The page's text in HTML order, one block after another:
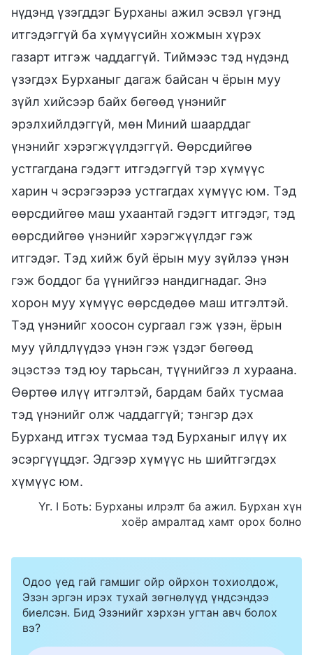
нүдэнд үзэгддэг Бурханы ажил эсвэл үгэнд
итгэдэггүй ба хүмүүсийн хожмын хүрэх
газарт итгэж чаддаггүй. Тиймээс тэд нүдэнд
үзэгдэх Бурханыг дагаж байсан ч ёрын муу
зүйл хийсээр байх бөгөөд үнэнийг
эрэлхийлдэггүй, мөн Миний шаарддаг
үнэнийг хэрэгжүүлдэггүй. Өөрсдийгөө
устгагдана гэдэгт итгэдэггүй тэр хүмүүс
харин ч эсрэгээрээ устгагдах хүмүүс юм. Тэд
өөрсдийгөө маш ухаантай гэдэгт итгэдэг, тэд
өөрсдийгөө үнэнийг хэрэгжүүлдэг гэж
итгэдэг. Тэд хийж буй ёрын муу зүйлээ үнэн
гэж боддог ба үүнийгээ нандигнадаг. Энэ
хорон муу хүмүүс өөрсдөдөө маш итгэлтэй.
Тэд үнэнийг хоосон сургаал гэж үзэн, ёрын
муу үйлдлүүдээ үнэн гэж үздэг бөгөөд
эцэстээ тэд юу тарьсан, түүнийгээ л хураана.
Өөртөө илүү итгэлтэй, бардам байх тусмаа
тэд үнэнийг олж чаддаггүй; тэнгэр дэх
Бурханд итгэх тусмаа тэд Бурханыг илүү их
эсэргүүцдэг. Эдгээр хүмүүс нь шийтгэгдэх
хүмүүс юм.
Үг. I Боть: Бурханы илрэлт ба ажил. Бурхан хүн
хоёр амралтад хамт орох болно
Одоо үед гай гамшиг ойр ойрхон тохиолдож,
Эзэн эргэн ирэх тухай зөгнөлүүд үндсэндээ
биелсэн. Бид Эзэнийг хэрхэн угтан авч болох
вэ?